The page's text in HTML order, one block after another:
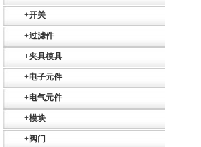
+开关
+过滤件
+夹具模具
+电子元件
+电气元件
+模块
+阀门
SR+KH-AFB AF24-